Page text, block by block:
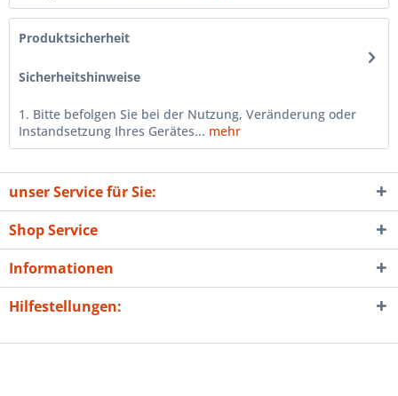
Produktsicherheit
Sicherheitshinweise
1. Bitte befolgen Sie bei der Nutzung, Veränderung oder
Instandsetzung Ihres Gerätes... mehr
unser Service für Sie:
Shop Service
Informationen
Hilfestellungen: